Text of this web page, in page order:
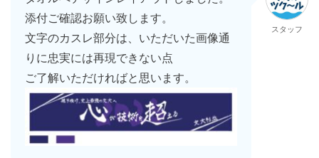
添付ご確認お願い致します。
文字のカスレ部分は、いただいた画像通
りに忠実には再現できない点
ご了解いただければと思います。
スタッフ